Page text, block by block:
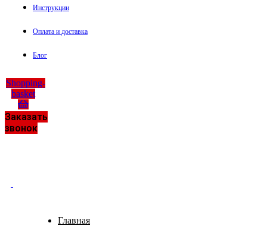
Инструкции
Оплата и доставка
Блог
Shopping-
basket
Заказать
звонок
Главная